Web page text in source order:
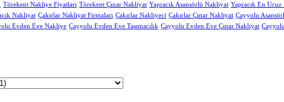
Törekent Nakliye Fiyatları Törekent Çınar Nakliyat Yapracık Asansörlü Nakliyat Yapracık En
Nakliyat Çakırlar Nakliyat Firmaları Çakırlar Nakliyeci Çakırlar Çınar Nakliyat Çayyolu
Evden Eve Nakliye Çayyolu Evden Eve Taşımacılık Çayyolu Evden Eve Çınar Nakliyat